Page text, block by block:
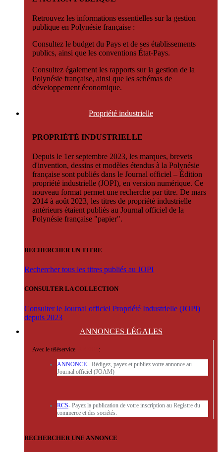
Retrouvez les informations essentielles sur la gestion
publique en Polynésie française :
Consultez le budget du Pays et de ses établissements
publics, ainsi que les conventions État-Pays.
Consultez également les rapports sur la gestion de la
Polynésie française, ainsi que les schémas de
développement économique.
Propriété industrielle
PROPRIÉTÉ INDUSTRIELLE
Depuis le 1er septembre 2023, les marques, brevets
d'invention, dessins et modèles étendus à la Polynésie
française sont publiés dans le Journal officiel – Édition
propriété industrielle (JOPI), en version numérique. Ce
nouveau format permet une recherche par titre. De mars
2014 à août 2023, les titres de propriété industrielle
antérieurs étaient publiés au Journal officiel de la
Polynésie française "papier".
RECHERCHER UN TITRE
Rechercher tous les titres publiés au JOPI
CONSULTER LA COLLECTION
Consulter le Journal officiel Propriété Industrielle (JOPI)
depuis 2023
ANNONCES LÉGALES
Avec le téléservice :
ANNONCE - Rédigez, payez et publiez votre annonce au
Journal officiel (JOAM)
RCS- Payez la publication de votre inscription au Registre du
commerce et des sociétés.
RECHERCHER UNE ANNONCE